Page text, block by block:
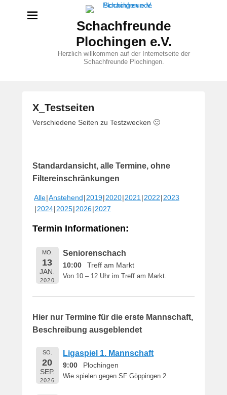
Schachfreunde
Plochingen e.V.
Herzlich willkommen auf der Internetseite der
Schachfreunde Plochingen.
X_Testseiten
V
f
f
n
6
M
Verschiedene Seiten zu Testzwecken 🙂
Standardansicht, alle Termine, ohne
Filtereinschränkungen
Alle Anstehend 2019 2020 2021 2022 2023
2024 2025 2026 2027
Termin Informationen:
MO.
13
JAN.
2020
Seniorenschach
10:00 Treff am Markt
Von 10 – 12 Uhr im Treff am Markt.
Hier nur Termine für die erste Mannschaft,
Beschreibung ausgeblendet
SO.
20
SEP.
2026
Ligaspiel 1. Mannschaft
9:00 Plochingen
Wie spielen gegen SF Göppingen 2.